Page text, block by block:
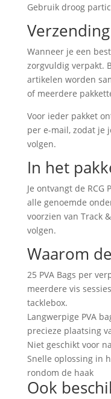
Gebruik droog
Wanneer je een
zorgvuldig verpakt.
artikelen worden
of meerdere
Voor ieder pakket
per e-mail, zodat je
volgen.
In het
Je ontvangt de RCG
alle genoemde
voorzien van Track
volgen.
Waarom
25 PVA Bags per
meerdere vis
tacklebox.
Langwerpige PVA
precieze plaatsing
Niet geschikt voor
Snelle oplossing in
rondom de haak
Ook